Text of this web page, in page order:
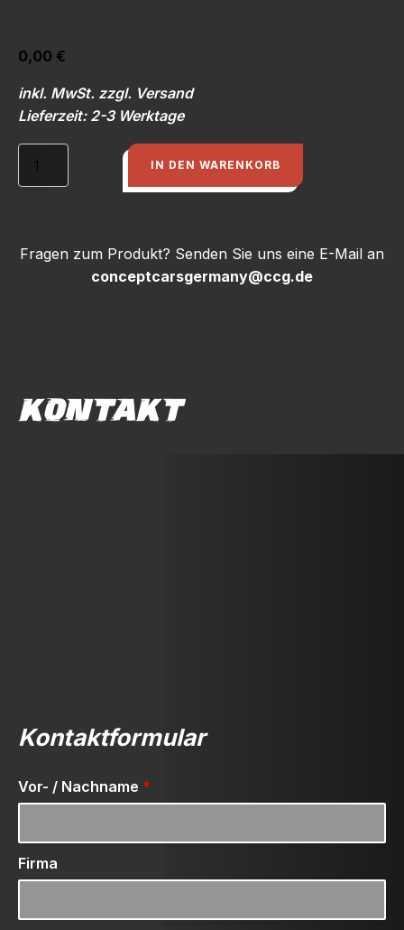
0,00 €
inkl. MwSt. zzgl. Versand
Lieferzeit: 2-3 Werktage
Kurbelwellensensor
IN DEN WARENKORB
Fragen zum Produkt? Senden Sie uns eine E-Mail an
conceptcarsgermany@ccg.de
KONTAKT
Kontaktformular
Vor- / Nachname *
Firma